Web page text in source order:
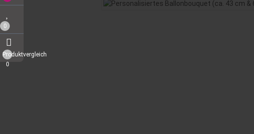
0
Produktvergleich
0